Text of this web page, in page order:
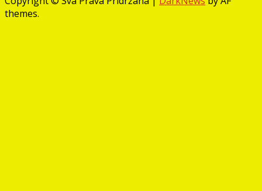
themes.